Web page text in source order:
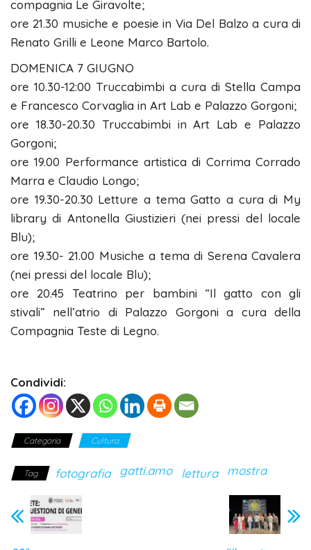
compagnia Le Giravolte;
ore 21.30 musiche e poesie in Via Del Balzo a cura di
Renato Grilli e Leone Marco Bartolo.
DOMENICA 7 GIUGNO
ore 10.30-12:00 Truccabimbi a cura di Stella Campa
e Francesco Corvaglia in Art Lab e Palazzo Gorgoni;
ore 18.30-20.30 Truccabimbi in Art Lab e Palazzo
Gorgoni;
ore 19.00 Performance artistica di Corrima Corrado
Marra e Claudio Longo;
ore 19.30-20.30 Letture a tema Gatto a cura di My
library di Antonella Giustizieri (nei pressi del locale
Blu);
ore 19.30- 21.00 Musiche a tema di Serena Cavalera
(nei pressi del locale Blu);
ore 20.45 Teatrino per bambini “Il gatto con gli
stivali” nell’atrio di Palazzo Gorgoni a cura della
Compagnia Teste di Legno.
Condividi:
Categoria Cultura
Tag fotografia gatti.amo lettura mostra